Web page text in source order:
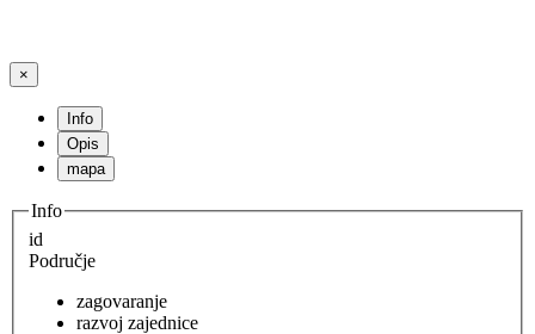
×
Info
Opis
mapa
Info
id
Područje
zagovaranje
razvoj zajednice